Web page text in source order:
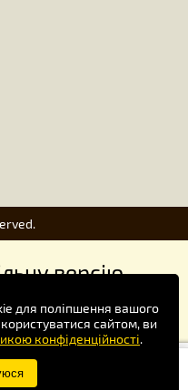
для поліпшення вашого
сайтом, ви
конфіденційності.
версію